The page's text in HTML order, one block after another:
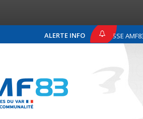
ALERTE INFO
COMMUNIQUÉ DE PRESSE AMF83